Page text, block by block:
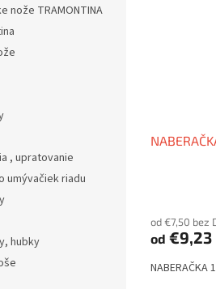
nože TRAMONTINA
, upratovanie
umývačiek riadu
hubky
od €7,50 bez
od €9,23
NABERAČKA